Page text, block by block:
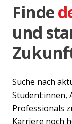
Finde
und
Suche nach
Student:innen,
Professionals
Karriere noch